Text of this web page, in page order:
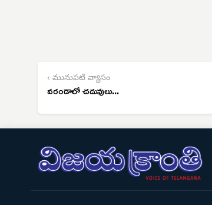
‹ మునుపటి వ్యాసం
వరండాలో చదువులు...